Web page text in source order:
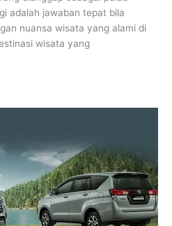
adalah jawaban tepat bila
nuansa wisata yang alami di
wisata yang